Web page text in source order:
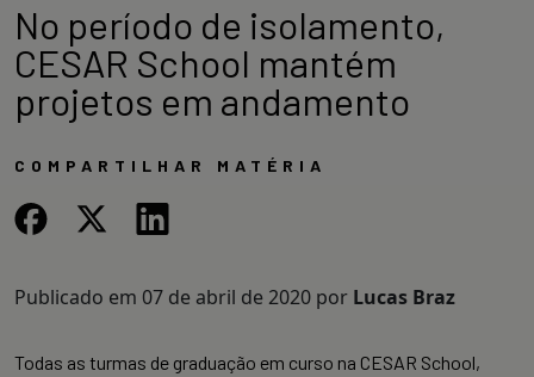
No período de isolamento,
CESAR School mantém
projetos em andamento
COMPARTILHAR MATÉRIA
Publicado em 07 de abril de 2020 por Lucas Braz
Todas as turmas de graduação em curso na CESAR School,